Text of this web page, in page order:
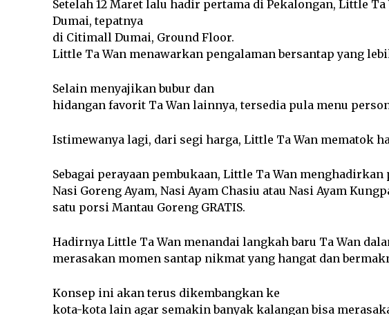
Setelah 12 Maret lalu hadir pertama di Pekalongan, Little
Dumai, tepatnya
di Citimall Dumai, Ground Floor.
Little Ta Wan menawarkan pengalaman bersantap yang
Selain menyajikan bubur dan
hidangan favorit Ta Wan lainnya, tersedia pula menu
Istimewanya lagi, dari segi harga, Little Ta Wan mematok
Sebagai perayaan pembukaan, Little Ta Wan
Nasi Goreng Ayam, Nasi Ayam Chasiu atau Nasi Ayam
satu porsi Mantau Goreng GRATIS.
Hadirnya Little Ta Wan menandai langkah baru Ta Wan
merasakan momen santap nikmat yang hangat dan
Konsep ini akan terus dikembangkan ke
kota-kota lain agar semakin banyak kalangan bisa